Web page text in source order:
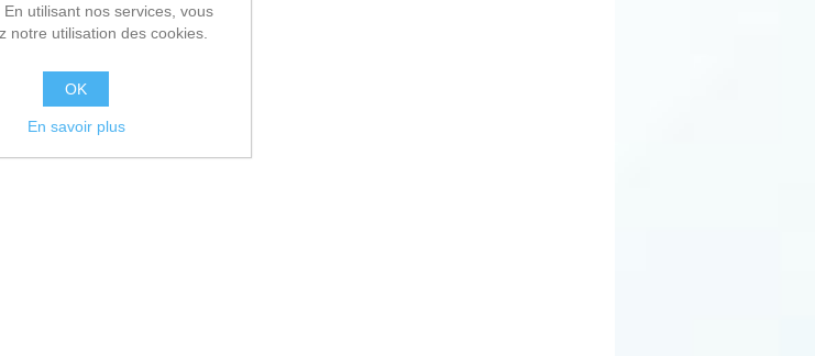
En utilisant nos services, vous
notre utilisation des cookies.
OK
En savoir plus